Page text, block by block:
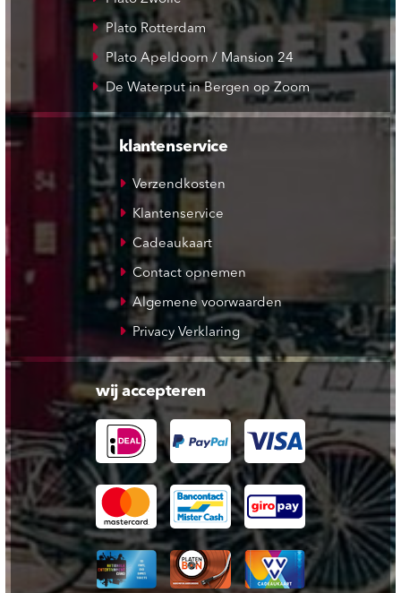
Plato Rotterdam
Plato Apeldoorn / Mansion 24
De Waterput in Bergen op Zoom
klantenservice
Verzendkosten
Klantenservice
Cadeaukaart
Contact opnemen
Algemene voorwaarden
Privacy Verklaring
wij accepteren